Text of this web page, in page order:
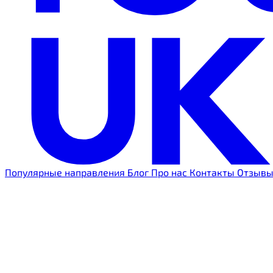
Популярные направления Блог Про нас Контакты Отзывы